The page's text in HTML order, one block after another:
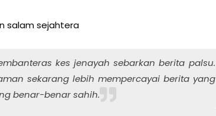
salam sejahtera
kes jenayah sebarkan berita palsu.
sekarang lebih mempercayai berita yang
benar-benar sahih.